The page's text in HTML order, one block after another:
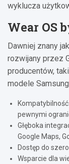
wyklucza
Wear OS
Dawniej znany
rozwijany przez
producentów,
modele
pewnymi
Głęboka
Google Maps,
Dostęp do
Wsparcie dla